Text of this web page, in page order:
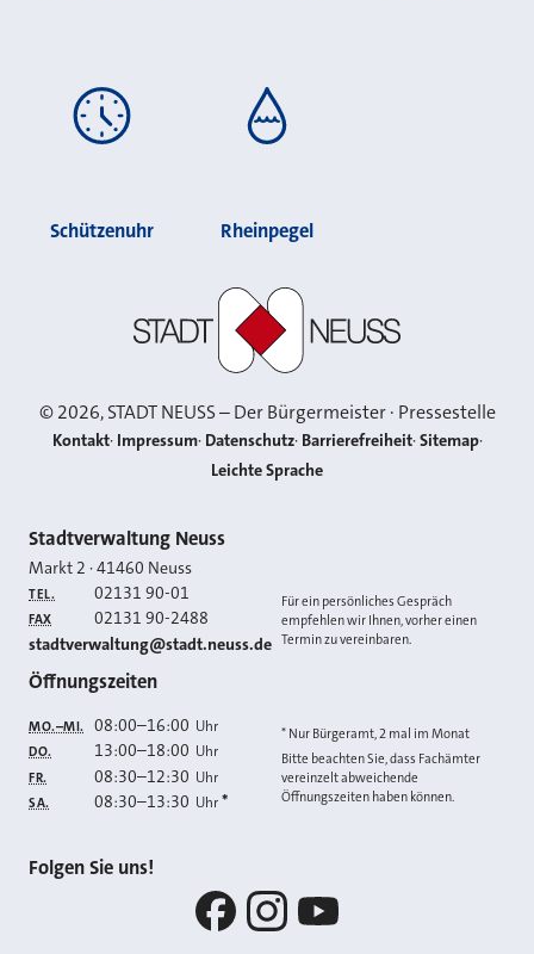
Schützenuhr Rheinpegel
©2026, STADT NEUSS – Der Bürgermeister · Pressestelle
Kontakt Impressum Datenschutz Barrierefreiheit Sitemap
Leichte Sprache
Kontakt
Stadtverwaltung Neuss
Markt 2 ·41460 Neuss
TEL. 02131 90-01
FAX 02131 90-2488
E-MAIL
stadtverwaltung@stadt.neuss.de
Für ein persönliches Gespräch
empfehlen wir Ihnen, vorher einen
Termin zu vereinbaren.
Öffnungszeiten
MO.–MI. 08:00–16:00 Uhr
DO. 13:00–18:00 Uhr
FR. 08:30–12:30 Uhr
SA. 08:30–13:30 Uhr *
* Nur Bürgeramt, 2 mal im Monat
Bitte beachten Sie, dass Fachämter
vereinzelt abweichende
Öffnungszeiten haben können.
Folgen Sie uns!